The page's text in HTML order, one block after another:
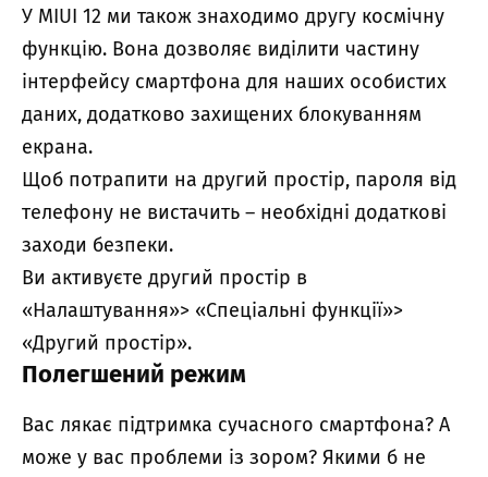
У MIUI 12 ми також знаходимо другу космічну
функцію. Вона дозволяє виділити частину
інтерфейсу смартфона для наших особистих
даних, додатково захищених блокуванням
екрана.
Щоб потрапити на другий простір, пароля від
телефону не вистачить – необхідні додаткові
заходи безпеки.
Ви активуєте другий простір в
«Налаштування»> «Спеціальні функції»>
«Другий простір».
Полегшений режим
Вас лякає підтримка сучасного смартфона? А
може у вас проблеми із зором? Якими б не